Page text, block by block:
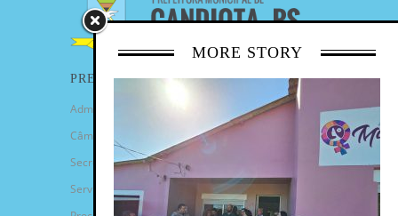
MORE STORY
PREFEITURA
Administração Municipal
Câmara de Vereadores
Secretarias
Serviços